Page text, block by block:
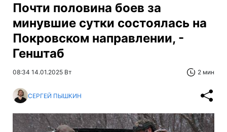
Почти половина боев за
минувшие сутки состоялась на
Покровском направлении, -
Генштаб
08:34 14.01.2025 Вт 2 мин
СЕРГЕЙ ПЫШКИН